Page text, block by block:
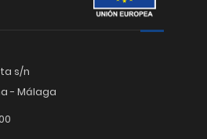
s/n
- Málaga